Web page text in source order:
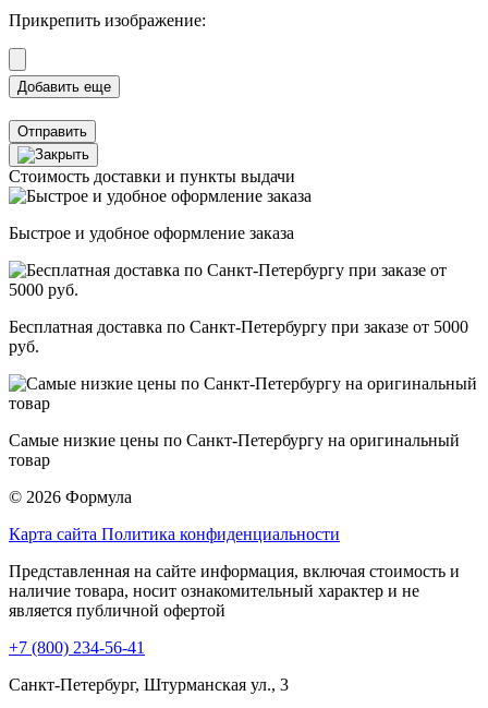
Прикрепить изображение:
Отправить
Стоимость доставки и пункты выдачи
Быстрое и удобное оформление заказа
Бесплатная доставка по Санкт-Петербургу при заказе от 5000
руб.
Самые низкие цены по Санкт-Петербургу на оригинальный
товар
© 2026 Формула
Карта сайта Политика конфиденциальности
Представленная на сайте информация, включая стоимость и
наличие товара, носит ознакомительный характер и не
является публичной офертой
+7 (800) 234-56-41
Санкт-Петербург, Штурманская ул., 3